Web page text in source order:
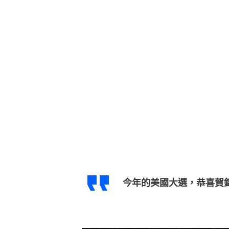
今年的美國大選，恭喜賀